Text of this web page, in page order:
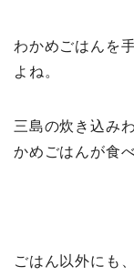
わかめごはんを
よね。
三島の炊き込み
かめごはんが食
ごはん以外にも